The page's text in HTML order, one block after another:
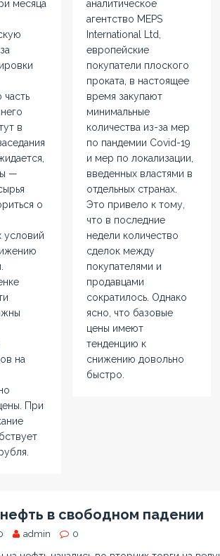
месяца
часть
в
—
о
условий
на
При
аналитическое
агентство MEPS
International Ltd,
европейские
покупатели плоского
проката, в настоящее
время закупают
минимальные
количества из-за мер
по пандемии Covid-19
и мер по локализации,
введенных властями в
отдельных странах.
Это привело к тому,
что в последние
недели количество
сделок между
покупателями и
продавцами
сократилось. Однако
ясно, что базовые
цены имеют
тенденцию к
снижению довольно
быстро.
в свободном падении
admin 0